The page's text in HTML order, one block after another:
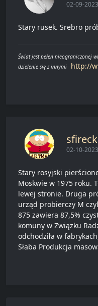
02-09-
Stary rusek. Srebro
Świat jest pełen nieograniczonej
dzielenie się z innymi
http://
02-10-
Stary rosyjski
Moskwie w 1975 roku.
lewej stronie. Druga
urząd probierczy M
875 zawiera 87,5%
komuny w Związku
odchodziła w
Słaba Produkcja